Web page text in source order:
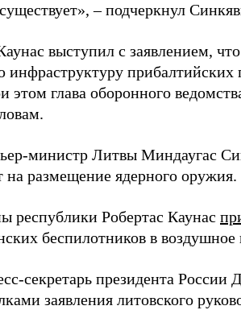
– подчеркнул
выступил с заявлением,
инфраструктуру прибалтийских
глава оборонного
министр Литвы Миндаугас
на размещение ядерного оружия.
республики Робертас Каунас
беспилотников в воздушное
секретарь президента России
заявления литовского